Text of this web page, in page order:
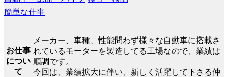
簡単な仕事
お仕事
につい
て
メーカー、車種、性能問わず様々な自動車に搭載さ
れているモーターを製造してる工場なので、業績は
順調です。
今回は、業績拡大に伴い、新しく活躍して下さる仲